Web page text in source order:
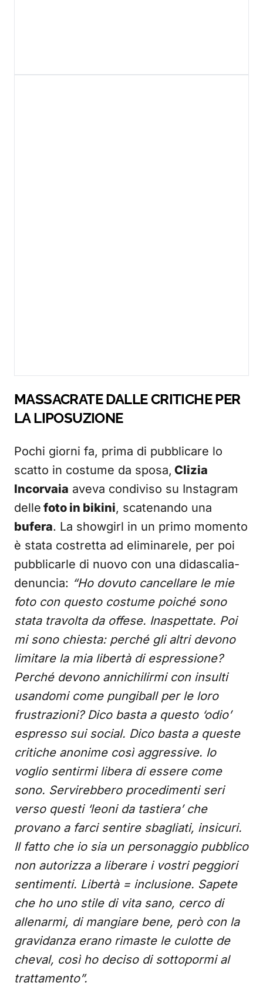
MASSACRATE DALLE CRITICHE PER
LA LIPOSUZIONE
Pochi giorni fa, prima di pubblicare lo
scatto in costume da sposa, Clizia
Incorvaia aveva condiviso su Instagram
delle foto in bikini, scatenando una
bufera. La showgirl in un primo momento
è stata costretta ad eliminarele, per poi
pubblicarle di nuovo con una didascalia-
denuncia: “Ho dovuto cancellare le mie
foto con questo costume poiché sono
stata travolta da offese. Inaspettate. Poi
mi sono chiesta: perché gli altri devono
limitare la mia libertà di espressione?
Perché devono annichilirmi con insulti
usandomi come pungiball per le loro
frustrazioni? Dico basta a questo ‘odio’
espresso sui social. Dico basta a queste
critiche anonime così aggressive. Io
voglio sentirmi libera di essere come
sono. Servirebbero procedimenti seri
verso questi ‘leoni da tastiera’ che
provano a farci sentire sbagliati, insicuri.
Il fatto che io sia un personaggio pubblico
non autorizza a liberare i vostri peggiori
sentimenti. Libertà = inclusione. Sapete
che ho uno stile di vita sano, cerco di
allenarmi, di mangiare bene, però con la
gravidanza erano rimaste le culotte de
cheval, così ho deciso di sottopormi al
trattamento”.